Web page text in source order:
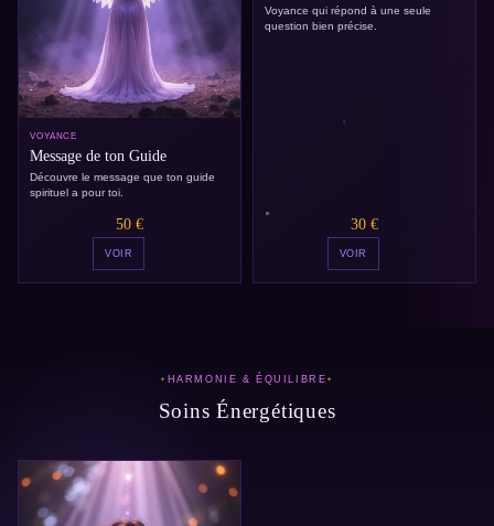
VOYANCE
Message de ton Guide
Découvre le message que ton guide
spirituel a pour toi.
50 €
VOIR
Voyance qui répond à une seule
question bien précise.
30 €
VOIR
HARMONIE & ÉQUILIBRE
Soins Énergétiques